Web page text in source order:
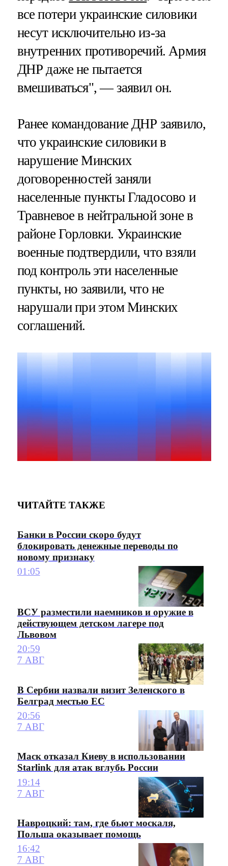
все потери украинские силовики
несут исключительно из-за
внутренних противоречий. Армия
ДНР даже не пытается
вмешиваться", — заявил он.
Ранее командование ДНР заявило,
что украинские силовики в
нарушение Минских
договоренностей заняли
населенные пункты Гладосово и
Травневое в нейтральной зоне в
районе Горловки. Украинские
военные подтвердили, что взяли
под контроль эти населенные
пункты, но заявили, что не
нарушали при этом Минских
соглашений.
ЧИТАЙТЕ ТАКЖЕ
Банки в России скоро будут
блокировать денежные переводы по
новому признаку
01:05
ВСУ разместили наемников и оружие в
действующем детском лагере под
Львовом
20:59
7 АВГ
В Сербии назвали визит Зеленского в
Белград местью ЕС
20:56
7 АВГ
Маск отказал Киеву в использовании
Starlink для атак вглубь России
19:14
7 АВГ
Навроцкий: там, где бьют москаля,
Польша оказывает помощь
16:42
7 АВГ